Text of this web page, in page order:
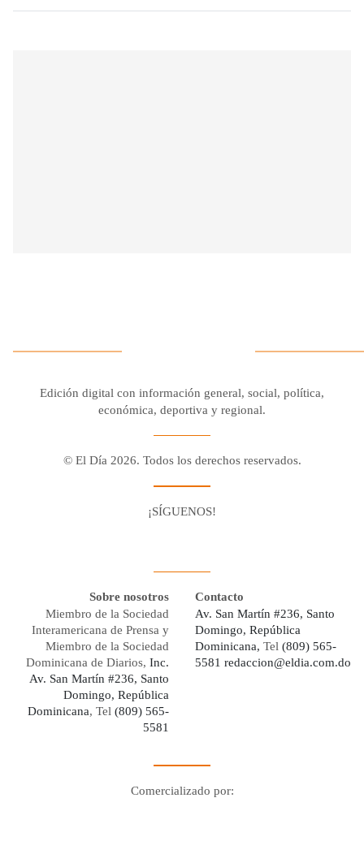
Edición digital con información general, social, política,
económica, deportiva y regional.
© El Día 2026. Todos los derechos reservados.
¡SÍGUENOS!
Sobre nosotros
Miembro de la Sociedad
Interamericana de Prensa y
Miembro de la Sociedad
Dominicana de Diarios, Inc.
Av. San Martín #236, Santo
Domingo, República
Dominicana, Tel (809) 565-
5581
Contacto
Av. San Martín #236, Santo
Domingo, República
Dominicana, Tel (809) 565-
5581 redaccion@eldia.com.do
Comercializado por: